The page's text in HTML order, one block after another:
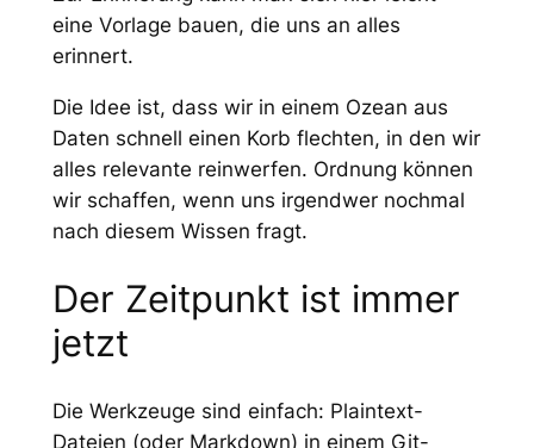
eine Vorlage bauen, die uns an alles
erinnert.
Die Idee ist, dass wir in einem Ozean aus
Daten schnell einen Korb flechten, in den wir
alles relevante reinwerfen. Ordnung können
wir schaffen, wenn uns irgendwer nochmal
nach diesem Wissen fragt.
Der Zeitpunkt ist immer
jetzt
Die Werkzeuge sind einfach: Plaintext-
Dateien (oder Markdown) in einem Git-